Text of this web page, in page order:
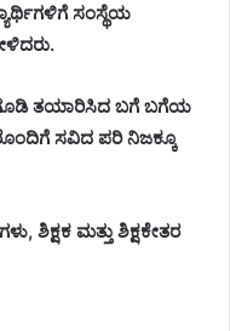
ಸಂಸ್ಥೆಯ
ತಯಾರಿಸಿದ ಬಗೆ ಬಗೆಯ
ಸವಿದ ಪರಿ ನಿಜಕ್ಕೂ
ಶಿಕ್ಷಕ ಮತ್ತು ಶಿಕ್ಷಕೇತರ